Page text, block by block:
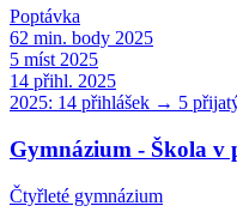
Poptávka
62 min. body 2025
5 míst 2025
14 přihl. 2025
2025: 14 přihlášek → 5
Gymnázium - Škola v
Čtyřleté gymnázium